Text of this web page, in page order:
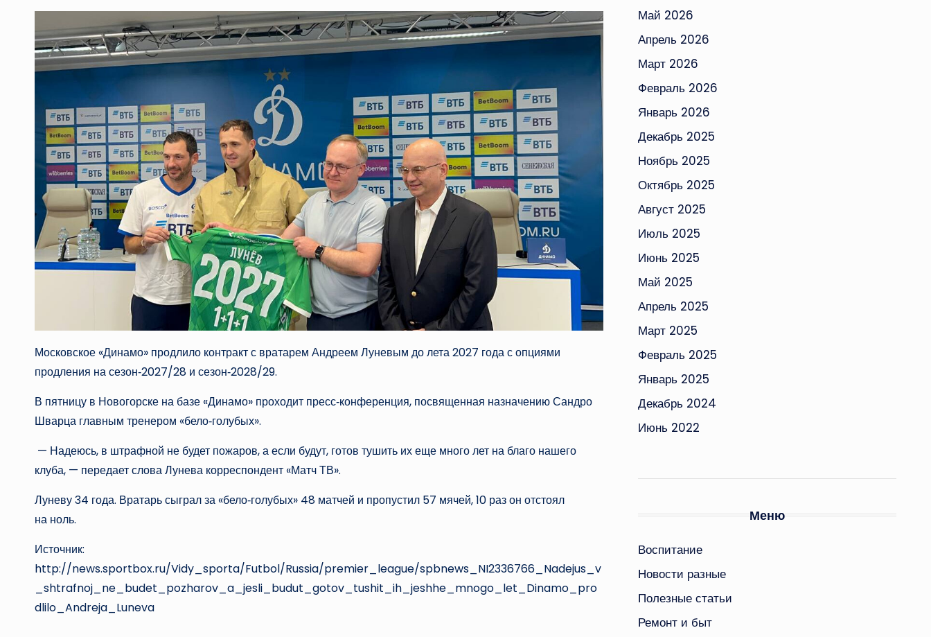
Московское «Динамо» продлило контракт с вратарем Андреем Луневым до лета 2027 года с опциями
продления на сезон‑2027/28 и сезон‑2028/29.
В пятницу в Новогорске на базе «Динамо» проходит пресс‑конференция, посвященная назначению Сандро
Шварца главным тренером «бело‑голубых».
— Надеюсь, в штрафной не будет пожаров, а если будут, готов тушить их еще много лет на благо нашего
клуба, — передает слова Лунева корреспондент «Матч ТВ».
Луневу 34 года. Вратарь сыграл за «бело‑голубых» 48 матчей и пропустил 57 мячей, 10 раз он отстоял
на ноль.
Источник:
http://news.sportbox.ru/Vidy_sporta/Futbol/Russia/premier_league/spbnews_NI2336766_Nadejus_v
_shtrafnoj_ne_budet_pozharov_a_jesli_budut_gotov_tushit_ih_jeshhe_mnogo_let_Dinamo_pro
dlilo_Andreja_Luneva
Май 2026
Апрель 2026
Март 2026
Февраль 2026
Январь 2026
Декабрь 2025
Ноябрь 2025
Октябрь 2025
Август 2025
Июль 2025
Июнь 2025
Май 2025
Апрель 2025
Март 2025
Февраль 2025
Январь 2025
Декабрь 2024
Июнь 2022
Меню
Воспитание
Новости разные
Полезные статьи
Ремонт и быт